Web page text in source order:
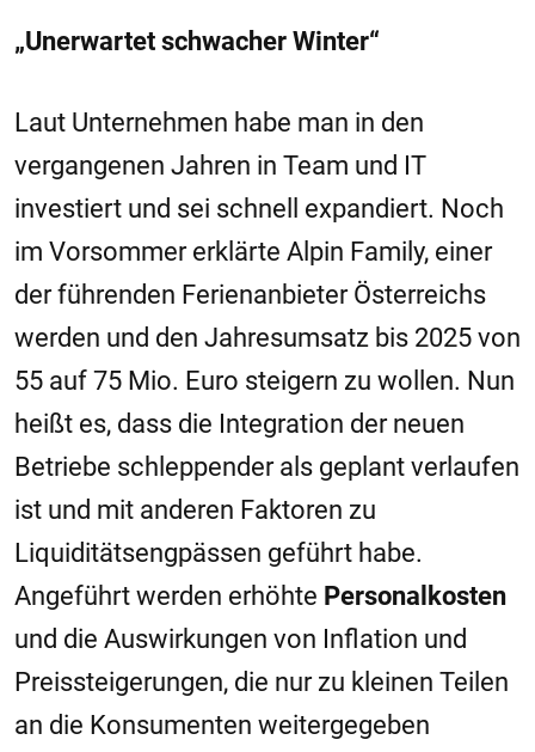
„Unerwartet schwacher Winter“
Laut Unternehmen habe man in den
vergangenen Jahren in Team und IT
investiert und sei schnell expandiert. Noch
im Vorsommer erklärte Alpin Family, einer
der führenden Ferienanbieter Österreichs
werden und den Jahresumsatz bis 2025 von
55 auf 75 Mio. Euro steigern zu wollen. Nun
heißt es, dass die Integration der neuen
Betriebe schleppender als geplant verlaufen
ist und mit anderen Faktoren zu
Liquiditätsengpässen geführt habe.
Angeführt werden erhöhte Personalkosten
und die Auswirkungen von Inflation und
Preissteigerungen, die nur zu kleinen Teilen
an die Konsumenten weitergegeben